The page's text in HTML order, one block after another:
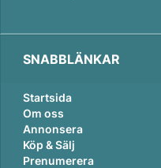
SNABBLÄNKAR
Startsida
Om oss
Annonsera
Köp & Sälj
Prenumerera